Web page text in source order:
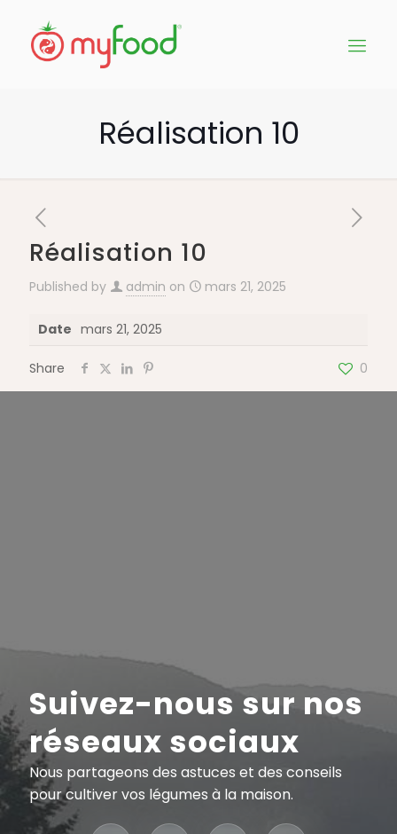
Réalisation 10
Réalisation 10
Published by admin on mars 21, 2025
Date mars 21, 2025
Share 0
Suivez-nous sur nos
réseaux sociaux
Nous partageons des astuces et des conseils
pour cultiver vos légumes à la maison.